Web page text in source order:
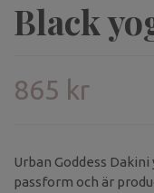
Black
865 kr
Urban Goddess
passform och är